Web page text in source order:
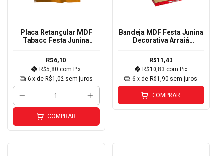
Placa Retangular MDF
Tabaco Festa Junina
R$6,10
R$5,80 com Pix
6 x de R$1,02 sem juros
COMPRAR
Bandeja MDF Festa Junina
Decorativa Arraiá
R$11,40
R$10,83 com Pix
6 x deR$1,90 sem juros
COMPRAR